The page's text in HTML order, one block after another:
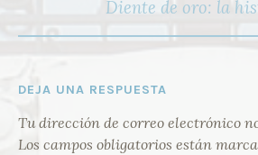
Diente de oro: la
DEJA UNA RESPUESTA
Tu dirección de correo electrónico
Los campos obligatorios están